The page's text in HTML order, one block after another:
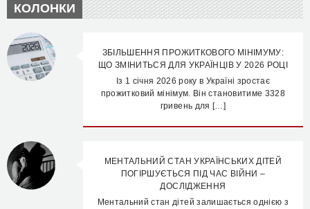
КОЛОНКИ
ЗБІЛЬШЕННЯ ПРОЖИТКОВОГО МІНІМУМУ:
ЩО ЗМІНИТЬСЯ ДЛЯ УКРАЇНЦІВ У 2026 РОЦІ
Із 1 січня 2026 року в Україні зростає
прожитковий мінімум. Він становитиме 3328
гривень для […]
МЕНТАЛЬНИЙ СТАН УКРАЇНСЬКИХ ДІТЕЙ
ПОГІРШУЄТЬСЯ ПІД ЧАС ВІЙНИ –
ДОСЛІДЖЕННЯ
Ментальний стан дітей залишається однією з